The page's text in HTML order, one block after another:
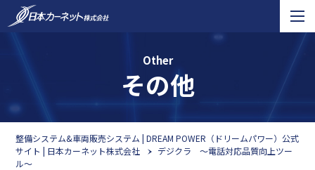
整備システム&車両販売システム | DREAM POWER（ドリームパワー）公式
サイト | 日本カーネット株式会社
デジクラ ～電話対応品質向上ツー
ル～
Other
その他